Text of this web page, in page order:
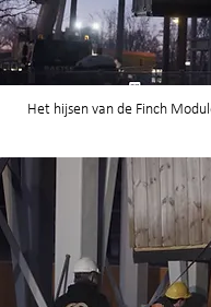
Het hijsen van de Finch